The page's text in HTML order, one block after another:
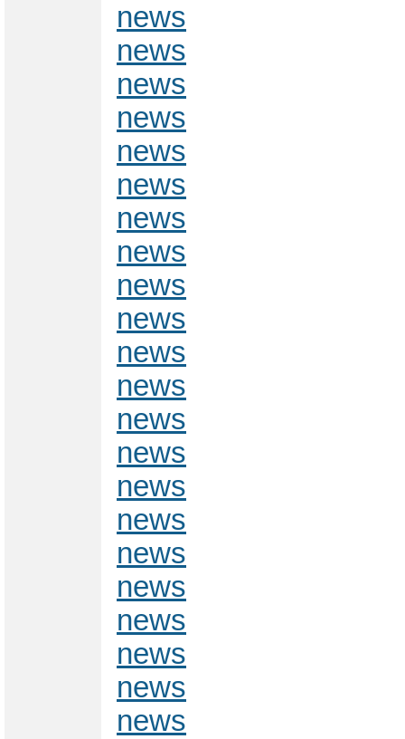
news
news
news
news
news
news
news
news
news
news
news
news
news
news
news
news
news
news
news
news
news
news